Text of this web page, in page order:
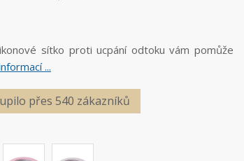
sítko proti ucpání odtoku vám pomůže
...
přes 540 zákazníků